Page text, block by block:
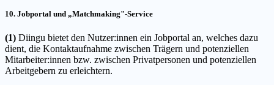
10. Jobportal und „Matchmaking"-Service
(1) Diingu bietet den Nutzer:innen ein Jobportal an, welches dazu
dient, die Kontaktaufnahme zwischen Trägern und potenziellen
Mitarbeiter:innen bzw. zwischen Privatpersonen und potenziellen
Arbeitgebern zu erleichtern.